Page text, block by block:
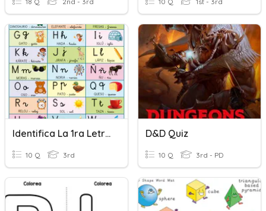
Identifica La 1ra Letra Con La Respectiva Imagen M.J.P-8v0
10 Q 3rd
D&D Quiz
10 Q 3rd - PD